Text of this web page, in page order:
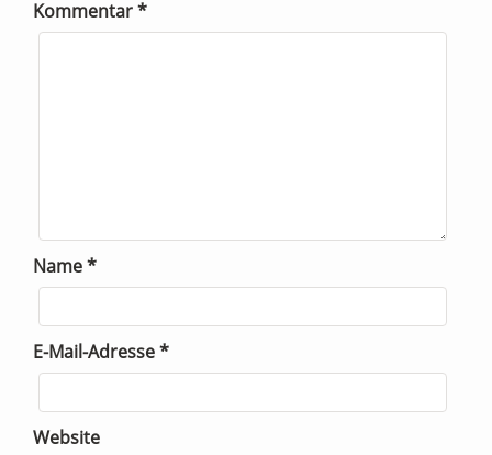
Kommentar*
Name*
E-Mail-Adresse*
Website